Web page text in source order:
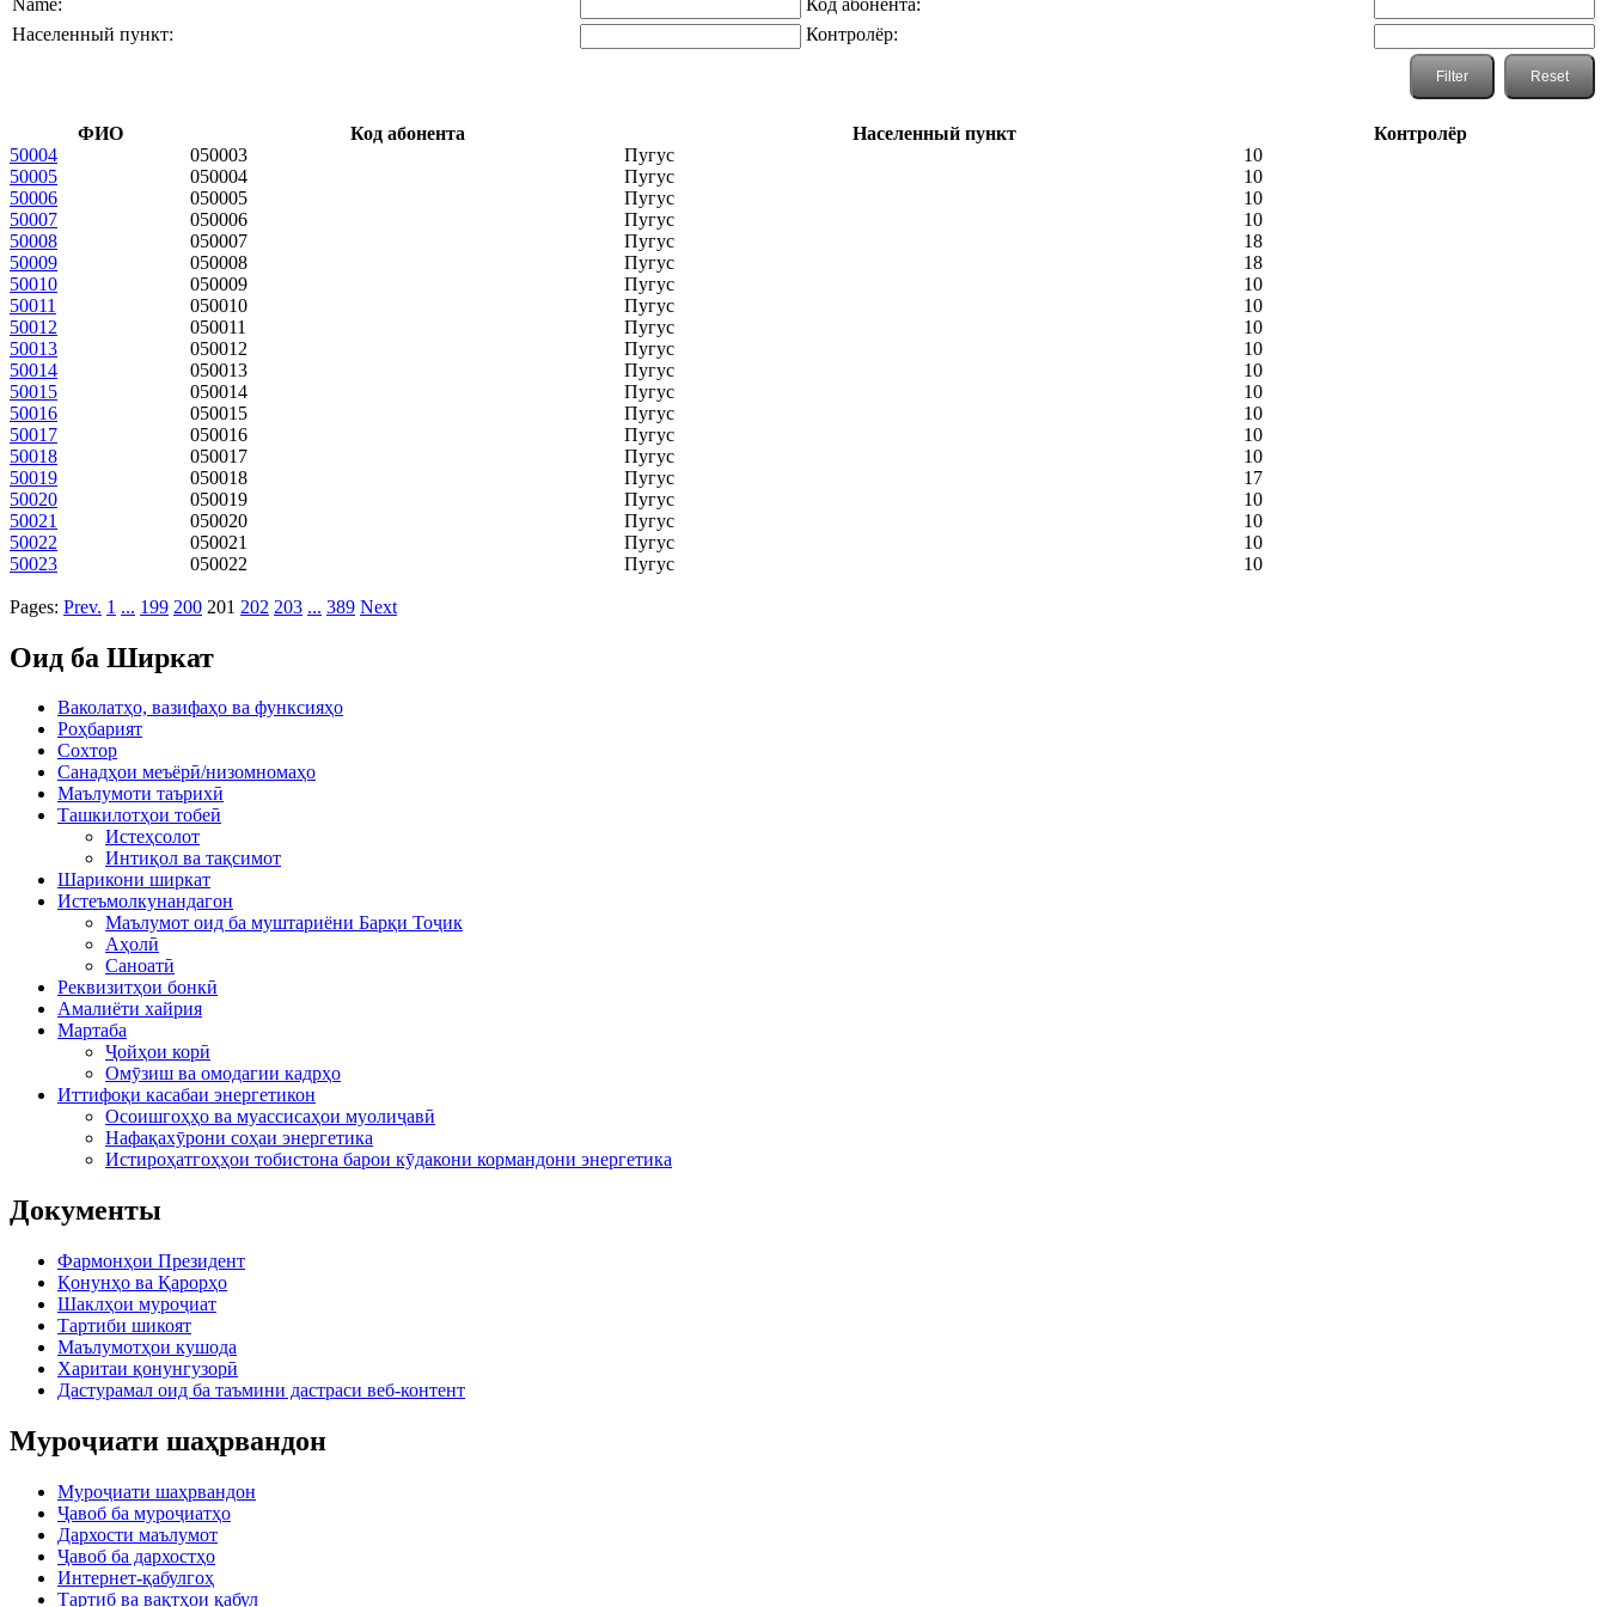
Населенный пункт:
Контролёр:
ФИО Код абонента Населенный пункт
Контролёр
50004
050003 Пугус
10
50005
050004 Пугус
10
50006
050005 Пугус
10
50007
050006 Пугус
10
50008
050007 Пугус
18
50009
050008 Пугус
18
50010
050009 Пугус
10
50011
050010 Пугус
10
50012
050011 Пугус
10
50013
050012 Пугус
10
50014
050013 Пугус
10
50015
050014 Пугус
10
50016
050015 Пугус
10
50017
050016 Пугус
10
50018
050017 Пугус
10
50019
050018 Пугус
17
50020
050019 Пугус
10
50021
050020 Пугус
10
50022
050021 Пугус
10
50023
050022 Пугус 10
Pages: Prev. 1 ... 199 200 201 202 203 ... 389 Next
Оид ба Ширкат
Ваколатҳо, вазифаҳо ва функсияҳо
Роҳбарият
Сохтор
Санадҳои меъёрӣ/низомномаҳо
Маълумоти таърихӣ
Ташкилотҳои тобеӣ
Истеҳсолот
Интиқол ва тақсимот
Шарикони ширкат
Истеъмолкунандагон
Маълумот оид ба муштариёни Барқи Тоҷик
Аҳолӣ
Саноатӣ
Реквизитҳои бонкӣ
Амалиёти хайрия
Мартаба
Ҷойҳои корӣ
Омӯзиш ва омодагии кадрҳо
Иттифоқи касабаи энергетикон
Осоишгоҳҳо ва муассисаҳои муолиҷавӣ
Нафақахӯрони соҳаи энергетика
Истироҳатгоҳҳои тобистона барои кӯдакони кормандони энергетика
Документы
Фармонҳои Президент
Қонунҳо ва Қарорҳо
Шаклҳои муроҷиат
Тартиби шикоят
Маълумотҳои кушода
Харитаи қонунгузорӣ
Дастурамал оид ба таъмини дастраси веб-контент
Муроҷиати шаҳрвандон
Муроҷиати шаҳрвандон
Ҷавоб ба муроҷиатҳо
Дархости маълумот
Ҷавоб ба дархостҳо
Интернет-қабулгоҳ
Тартиб ва вақтҳои қабул